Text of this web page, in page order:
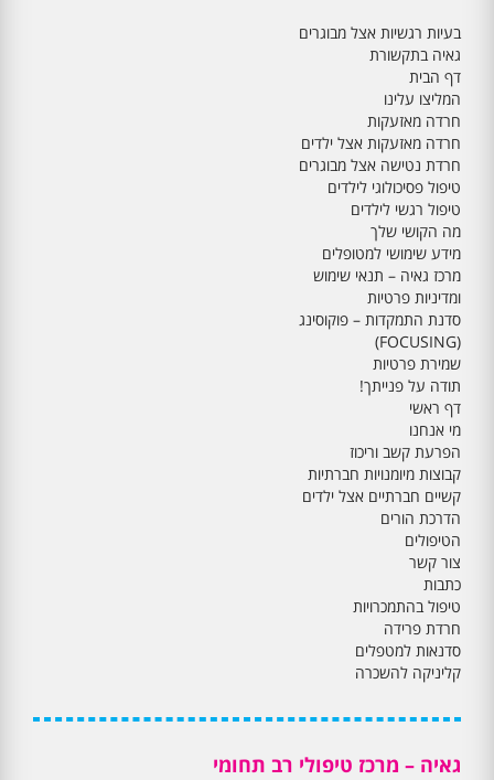
בעיות רגשיות אצל מבוגרים
גאיה בתקשורת
דף הבית
המליצו עלינו
חרדה מאזעקות
חרדה מאזעקות אצל ילדים
חרדת נטישה אצל מבוגרים
טיפול פסיכולוגי לילדים
טיפול רגשי לילדים
מה הקושי שלך
מידע שימושי למטופלים
מרכז גאיה – תנאי שימוש
ומדיניות פרטיות
סדנת התמקדות – פוקוסינג
(FOCUSING)
שמירת פרטיות
תודה על פנייתך!
דף ראשי
מי אנחנו
הפרעת קשב וריכוז
קבוצות מיומנויות חברתיות
קשיים חברתיים אצל ילדים
הדרכת הורים
הטיפולים
צור קשר
כתבות
טיפול בהתמכרויות
חרדת פרידה
סדנאות למטפלים
קליניקה להשכרה
גאיה – מרכז טיפולי רב תחומי